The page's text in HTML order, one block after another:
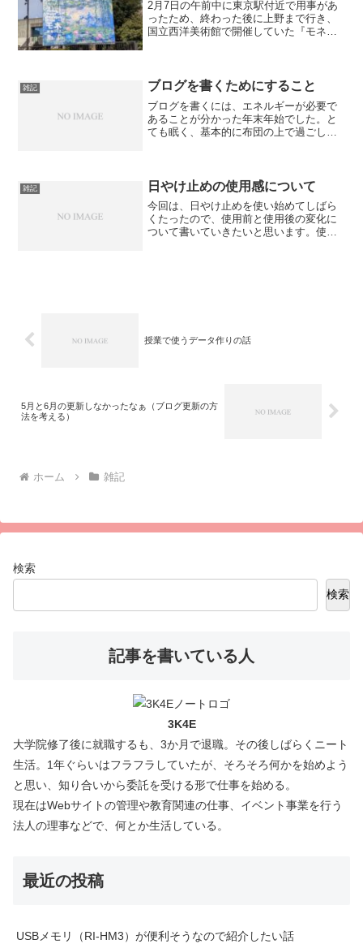
2月7日の午前中に東京駅付近で用事があ
ったため、終わった後に上野まで行き、
国立西洋美術館で開催していた『モネ
の初心者のため、ために...
雑記 ブログを書くためにすること
ブログを書くには、エネルギーが必要で
あることが分かった年末年始でした。と
ても眠く、基本的に布団の上で過ごして
けないとは感じているため...
雑記 日やけ止めの使用感について
今回は、日やけ止めを使い始めてしばら
くたったので、使用前と使用後の変化に
ついて書いていきたいと思います。使用
授業で使うデータ作りの話
5月と6月の更新しなかったなぁ（ブログ更新の方
法を考える）
ホーム 雑記
検索
検索
記事を書いている人
3K4E
大学院修了後に就職するも、3か月で退職。その後しばらくニート
生活。1年ぐらいはフラフラしていたが、そろそろ何かを始めよう
と思い、知り合いから委託を受ける形で仕事を始める。
現在はWebサイトの管理や教育関連の仕事、イベント事業を行う
法人の理事などで、何とか生活している。
最近の投稿
USBメモリ（RI-HM3）が便利そうなので紹介したい話